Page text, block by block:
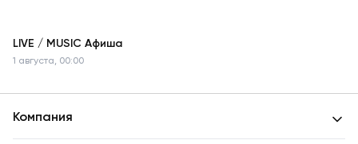
LIVE / MUSIC Афиша
1 августа, 00:00
Компания